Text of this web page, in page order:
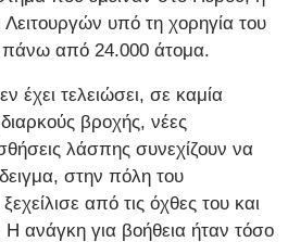
υπό τη χορηγία του
πάνω από 24.000 άτομα.
έχει τελειώσει, σε καμία
βροχής, νέες
λάσπης συνεχίζουν να
στην πόλη του
από τις όχθες του και
ανάγκη για βοήθεια ήταν τόσο